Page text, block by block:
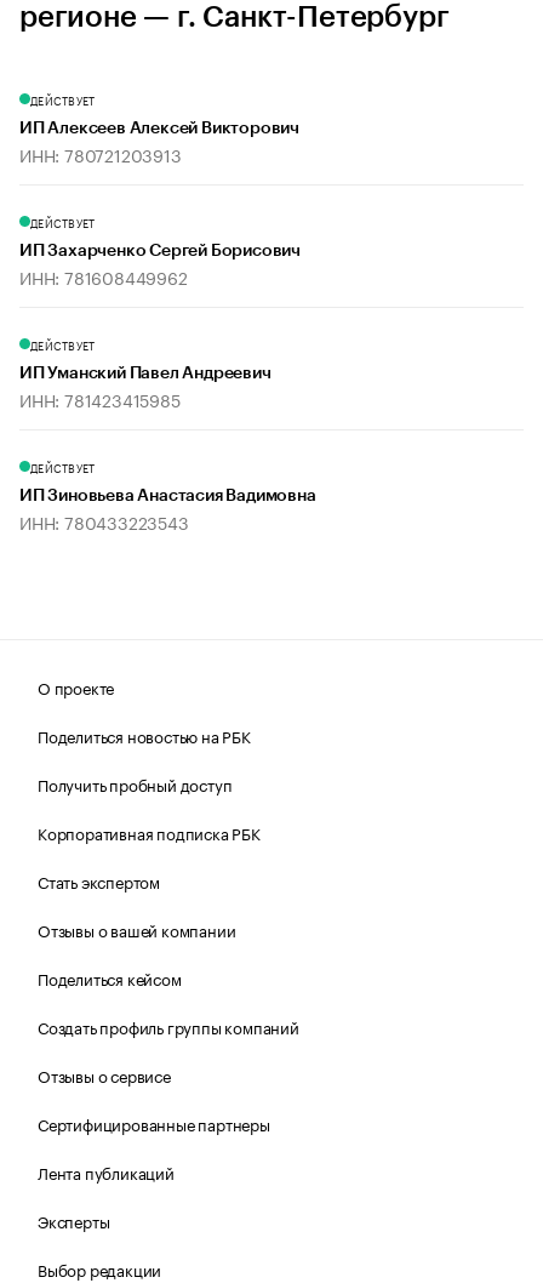
регионе — г. Санкт-Петербург
ДЕЙСТВУЕТ
ИП Алексеев Алексей Викторович
ИНН: 780721203913
ДЕЙСТВУЕТ
ИП Захарченко Сергей Борисович
ИНН: 781608449962
ДЕЙСТВУЕТ
ИП Уманский Павел Андреевич
ИНН: 781423415985
ДЕЙСТВУЕТ
ИП Зиновьева Анастасия Вадимовна
ИНН: 780433223543
О проекте
Поделиться новостью на РБК
Получить пробный доступ
Корпоративная подписка РБК
Стать экспертом
Отзывы о вашей компании
Поделиться кейсом
Создать профиль группы компаний
Отзывы о сервисе
Сертифицированные партнеры
Лента публикаций
Эксперты
Выбор редакции